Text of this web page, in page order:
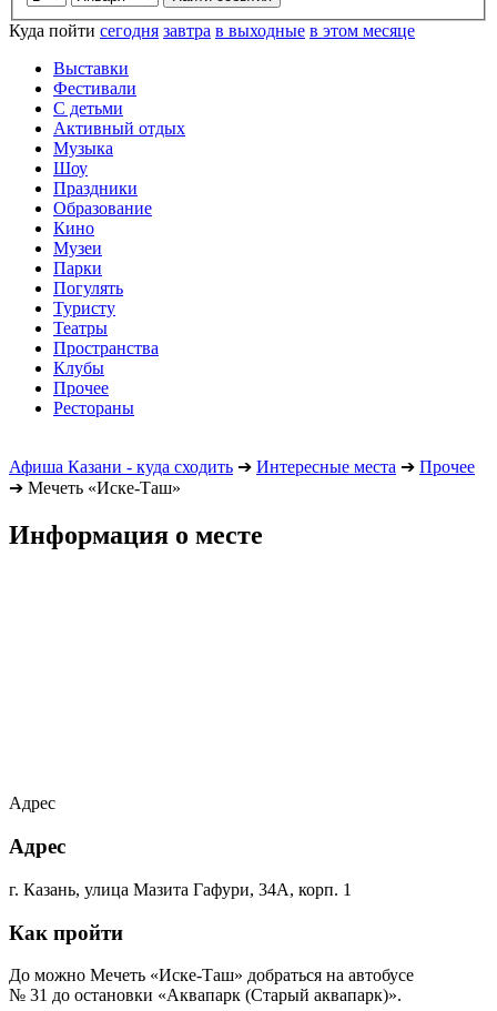
Куда пойти сегодня завтра в выходные в этом месяце
Выставки
Фестивали
С детьми
Активный отдых
Музыка
Шоу
Праздники
Образование
Кино
Музеи
Парки
Погулять
Туристу
Театры
Пространства
Клубы
Прочее
Рестораны
Афиша Казани - куда сходить ➔ Интересные места ➔ Прочее
➔ Мечеть «Иске-Таш»
Информация о месте
Адрес
Адрес
г. Казань, улица Мазита Гафури, 34А, корп. 1
Как пройти
До можно Мечеть «Иске-Таш» добраться на автобусе
№ 31 до остановки «Аквапарк (Старый аквапарк)».